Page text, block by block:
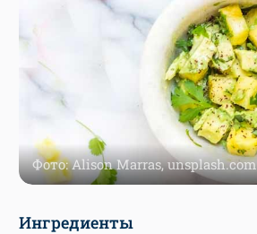
Фото: Alison Marras, unsplash.com
Ингредиенты